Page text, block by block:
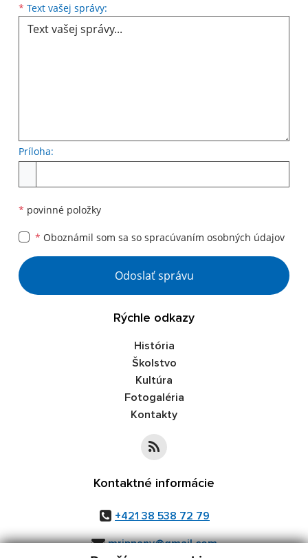
* Text vašej správy:
Príloha:
* povinné položky
* Oboznámil som sa so spracúvaním osobných údajov
Google reCaptcha Response
Odoslať správu
Rýchle odkazy
História
Školstvo
Kultúra
Fotogaléria
Kontakty
Kontaktné informácie
+421 38 538 72 79
mripnany@gmail.com